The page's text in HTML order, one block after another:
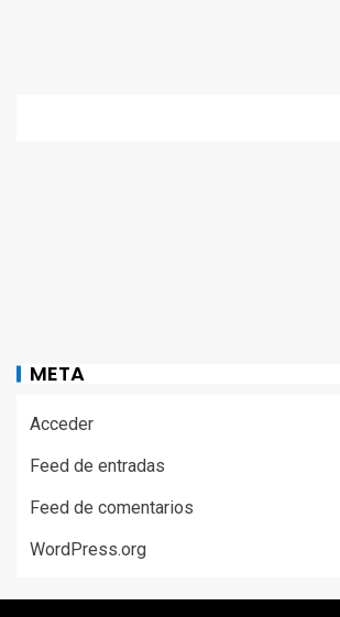
META
Acceder
Feed de entradas
Feed de comentarios
WordPress.org